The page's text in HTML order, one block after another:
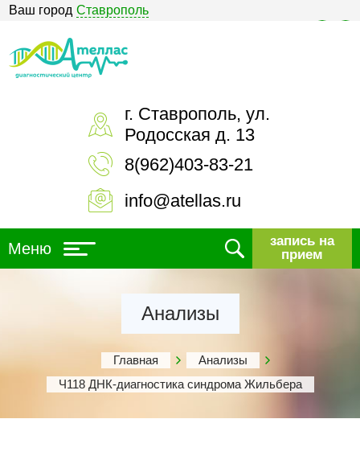
Ваш город Ставрополь
г. Ставрополь, ул.
Родосская д. 13
8(962)403-83-21
info@atellas.ru
Меню
запись на
прием
Анализы
Главная
Анализы
Ч118 ДНК-диагностика синдрома Жильбера